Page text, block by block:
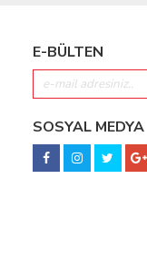
E-BÜLTEN
SOSYAL MEDYA